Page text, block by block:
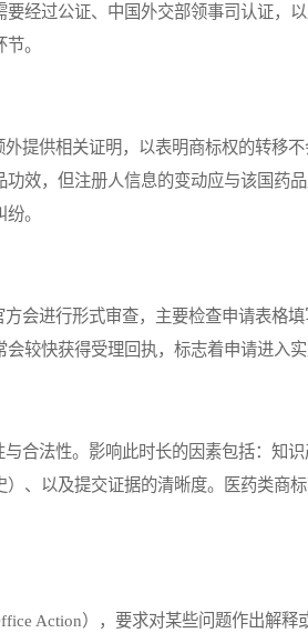
经过公证、中国外交部领事司认证，
。
供相关证明，以表明商标权的转移不
效，但注册人信息的变动应与该国药
。
进行形式审查，主要检查申请表格填
较快获得受理回执，标志着申请进入实
法性。影响此时长的因素包括：知识
、以及提交证据的清晰度。医药类商
Action），要求对某些问题作出解释